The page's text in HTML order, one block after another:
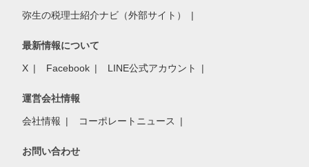
弥生の税理士紹介ナビ（外部サイト）
最新情報について
X Facebook LINE公式アカウント
運営会社情報
会社情報 コーポレートニュース
お問い合わせ